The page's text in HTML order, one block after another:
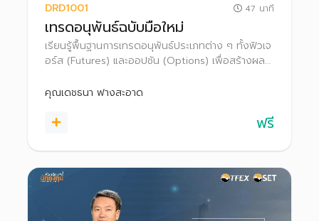
DRD1001 47 นาที
เทรดอนุพันธ์ฉบับมือใหม่
เรียนรู้พื้นฐานการเทรดอนุพันธ์ประเภทต่าง ๆ ทั้งฟิวเจ
อร์ส (Futures) และออปชัน (Options) เพื่อสร้างผล
ภาวะตลาดขาขึ้นและขาลง
คุณเดชธนา ฟางสะอาด
ฟรี